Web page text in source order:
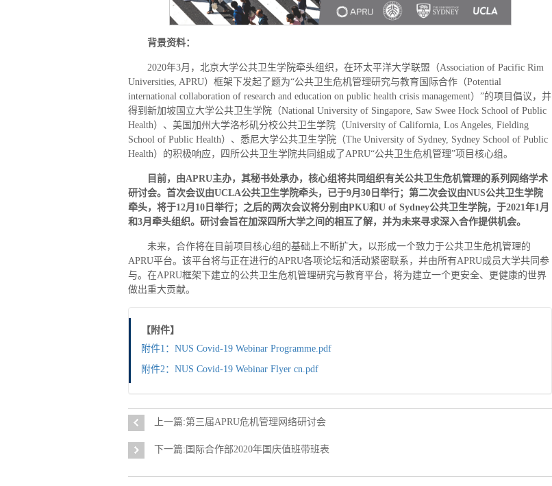
背景资料：
2020年3月，北京大学公共卫生学院牵头组织，在环太平洋大学联盟（Association of Pacific Rim
Universities, APRU）框架下发起了题为“公共卫生危机管理研究与教育国际合作（Potential
international collaboration of research and education on public health crisis management）”的项目倡议，并
得到新加坡国立大学公共卫生学院（National University of Singapore, Saw Swee Hock School of Public
Health）、美国加州大学洛杉矶分校公共卫生学院（University of California, Los Angeles, Fielding
School of Public Health）、悉尼大学公共卫生学院（The University of Sydney, Sydney School of Public
Health）的积极响应，四所公共卫生学院共同组成了APRU“公共卫生危机管理”项目核心组。
目前，由APRU主办，其秘书处承办，核心组将共同组织有关公共卫生危机管理的系列网络学术
研讨会。首次会议由UCLA公共卫生学院牵头，已于9月 30 日举行；第二次会议由NUS公共卫生学院
牵头，将于12月 10 日举行；之后的两次会议将分别由PKU和U of Sydney公共卫生学院，于2021 年1 月
和3月牵头组织。研讨会旨在加深四所大学之间的相互了解，并为未来寻求深入合作提供机会。
未来，合作将在目前项目核心组的基础上不断扩大，以形成一个致力于公共卫生危机管理的
APRU平台。该平台将与正在进行的APRU各项论坛和活动紧密联系，并由所有APRU成员大学共同参
与。在APRU框架下建立的公共卫生危机管理研究与教育平台，将为建立一个更安全、更健康的世界
做出重大贡献。
【附件】
附件1：NUS Covid-19 Webinar Programme.pdf
附件2：NUS Covid-19 Webinar Flyer cn.pdf
上一篇:第三届APRU危机管理网络研讨会
下一篇:国际合作部2020年国庆值班带班表